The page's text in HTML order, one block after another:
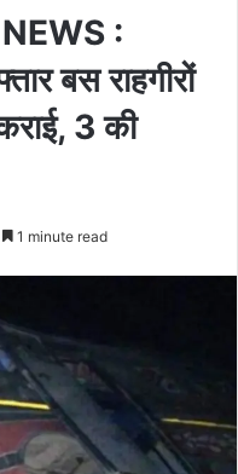
:
बस राहगीरों
3 की
1 minute read